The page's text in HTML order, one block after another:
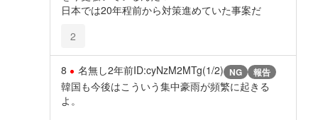
日本では20年程前から対策進めていた事案だ
2
8 名無し2年前ID:cyNzM2MTg(1/2) NG 報告
韓国も今後はこういう集中豪雨が頻繁に起きる
よ。